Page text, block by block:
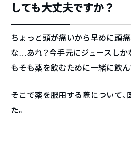
しても大丈夫ですか？
ちょっと頭が痛いから早めに頭
な…あれ？今手元にジュースし
もそも薬を飲むために一緒に飲ん
そこで薬を服用する際について
た。